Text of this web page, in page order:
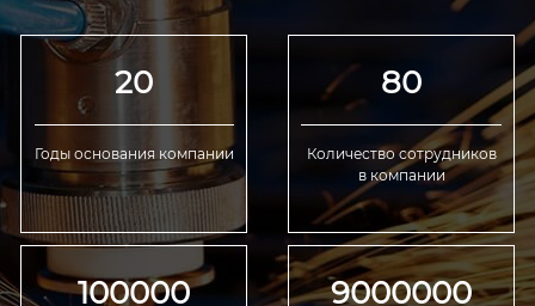
20
Годы основания компании
80
Количество сотрудников
в компании
100000 9000000